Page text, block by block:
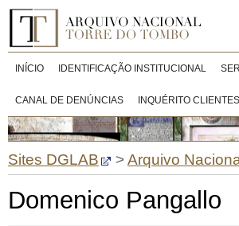
INÍCIO IDENTIFICAÇÃO INSTITUCIONAL
CANAL DE DENÚNCIAS INQUÉRITO CLIENTES
Sites DGLAB >Arquivo
Domenico Pangallo